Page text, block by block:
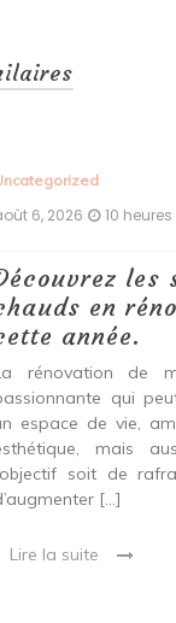
6, 2026 10 heures
les
en
année.
rénovation de
qui
espace de vie,
mais
soit de
[…]
Lire la suite